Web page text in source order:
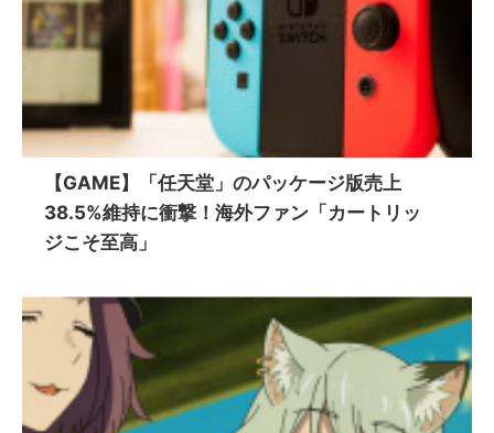
【GAME】「任天堂」のパッケージ版売上
38.5%維持に衝撃！海外ファン「カートリッ
ジこそ至高」